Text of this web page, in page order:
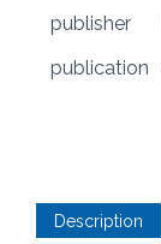
publisher
publication
Description